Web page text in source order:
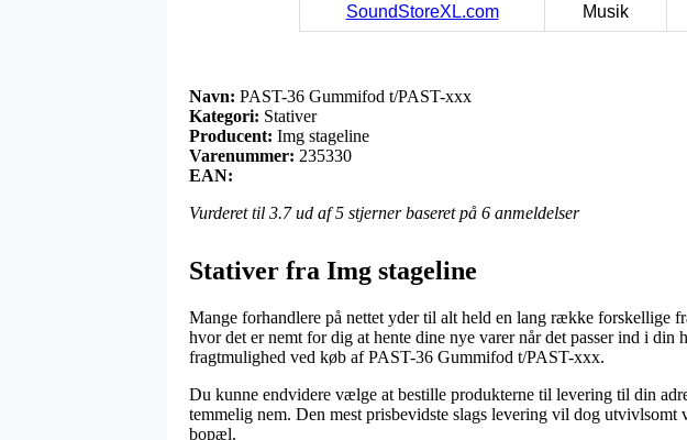
SoundStoreXL.com Musik
Navn: PAST-36 Gummifod t/PAST-xxx
Kategori: Stativer
Producent: Img stageline
Varenummer: 235330
EAN:
Vurderet til 3.7ud af 5 stjerner baseret på 6 anmeldelser
Stativer fra Img stageline
Mange forhandlere på nettet yder til alt held en lang række forskellige
hvor det er nemt for dig at hente dine nye varer når det passer ind i din
fragtmulighed ved køb af PAST-36 Gummifod t/PAST-xxx.
Du kunne endvidere vælge at bestille produkterne til levering til din
temmelig nem. Den mest prisbevidste slags levering vil dog
bopæl.